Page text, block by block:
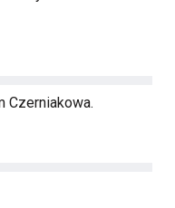
Czerniakowa.